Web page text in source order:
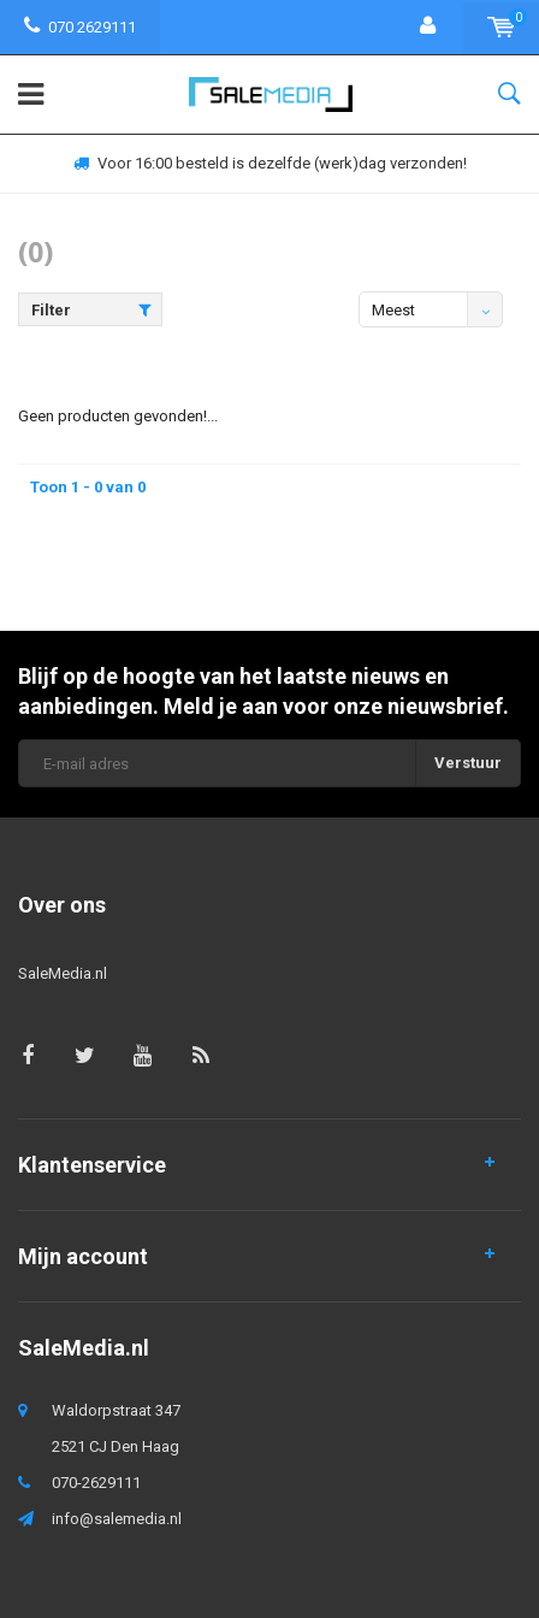
070 2629111
0
Voor 16:00 besteld is dezelfde (werk)dag verzonden!
(0)
Filter
Meest
Geen producten gevonden!...
Toon 1 - 0 van 0
Blijf op de hoogte van het laatste nieuws en
aanbiedingen. Meld je aan voor onze nieuwsbrief.
Verstuur
Over ons
SaleMedia.nl
Klantenservice
Mijn account
SaleMedia.nl
Waldorpstraat 347
2521 CJ Den Haag
070-2629111
info@salemedia.nl